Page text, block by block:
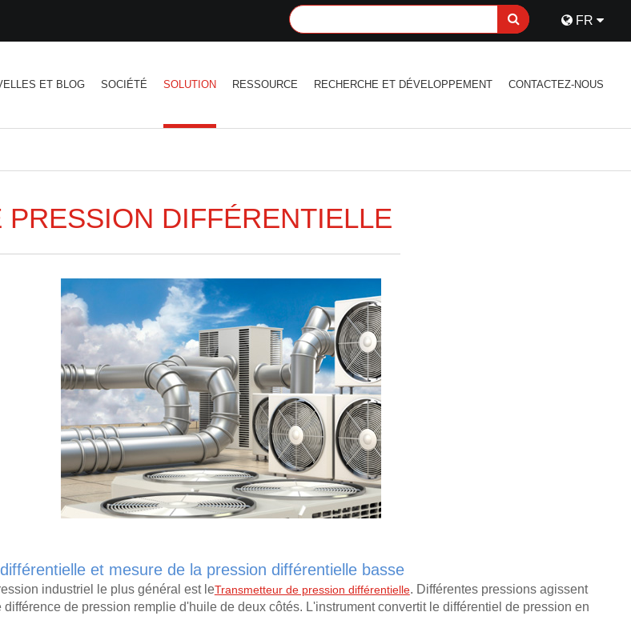
FR
ET BLOG SOCIÉTÉ SOLUTION RESSOURCE RECHERCHE ET DÉVELOPPEMENT CONTACTEZ-NOUS
PRESSION DIFFÉRENTIELLE
et mesure de la pression différentielle basse
industriel le plus général est leTransmetteur de pression différentielle. Différentes pressions agissent
de pression remplie d'huile de deux côtés. L'instrument convertit le différentiel de pression en